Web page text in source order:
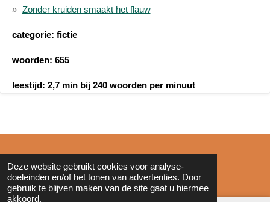
Deze website gebruikt cookies voor analyse-
doeleinden en/of het tonen van advertenties. Door
gebruik te blijven maken van de site gaat u hiermee
akkoord.
Zonder kruiden smaakt het flauw
categorie: fictie
woorden: 655
leestijd: 2,7 min bij 240 woorden per minuut
© 2011 - 2026 Zonderinkt.eu